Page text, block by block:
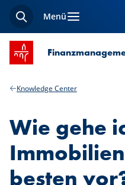
SucheMenü
Startseite SPUERKEESS
Knowledge Center
Wie gehe
besten